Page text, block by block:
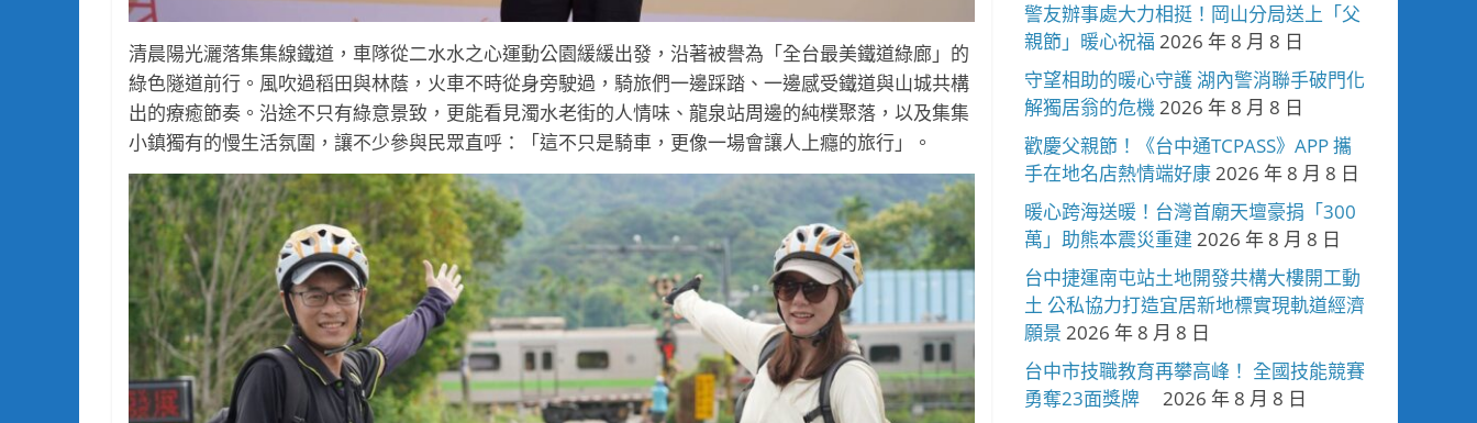
清晨陽光灑落集集線鐵道，車隊從二水水之心運動公園緩緩出發，沿著被譽為「全台最美鐵道綠廊」的
綠色隧道前行。風吹過稻田與林蔭，火車不時從身旁駛過，騎旅們一邊踩踏、一邊感受鐵道與山城共構
出的療癒節奏。沿途不只有綠意景致，更能看見濁水老街的人情味、龍泉站周邊的純樸聚落，以及集集
小鎮獨有的慢生活氛圍，讓不少參與民眾直呼：「這不只是騎車，更像一場會讓人上癮的旅行」。
警友辦事處大力相挺！岡山分局送上「父
親節」暖心祝福 2026 年 8 月 8 日
守望相助的暖心守護 湖內警消聯手破門化
解獨居翁的危機2026 年 8 月 8 日
歡慶父親節！《台中通TCPASS》APP 攜
手在地名店熱情端好康2026 年 8 月 8 日
暖心跨海送暖！台灣首廟天壇豪捐「300
萬」助熊本震災重建 2026 年 8 月 8 日
台中捷運南屯站土地開發共構大樓開工動
土 公私協力打造宜居新地標實現軌道經濟
願景 2026 年 8 月 8 日
台中市技職教育再攀高峰！ 全國技能競賽
勇奪23面獎牌
2026 年 8 月 8 日